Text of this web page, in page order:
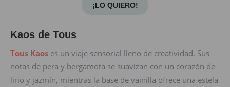
¡LO QUIERO!
Kaos de Tous
Tous Kaos es un viaje sensorial lleno de creatividad. Sus
notas de pera y bergamota se suavizan con un corazón de
lirio y jazmín, mientras la base de vainilla ofrece una estela